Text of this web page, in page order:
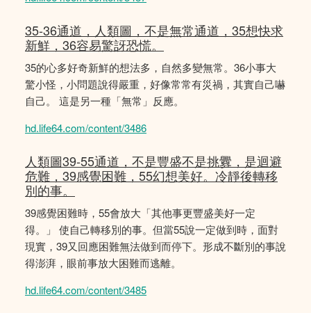
35-36通道，人類圖，不是無常通道，35想快求
新鮮，36容易驚訝恐慌。
35的心多好奇新鮮的想法多，自然多變無常。36小事大
驚小怪，小問題說得嚴重，好像常常有災禍，其實自己嚇
自己。 這是另一種「無常」反應。
hd.life64.com/content/3486
人類圖39-55通道，不是豐盛不是挑釁，是迴避
危難，39感覺困難，55幻想美好。冷靜後轉移
別的事。
39感覺困難時，55會放大「其他事更豐盛美好一定
得。」 使自己轉移別的事。但當55說一定做到時，面對
現實，39又回應困難無法做到而停下。形成不斷別的事說
得澎湃，眼前事放大困難而逃離。
hd.life64.com/content/3485